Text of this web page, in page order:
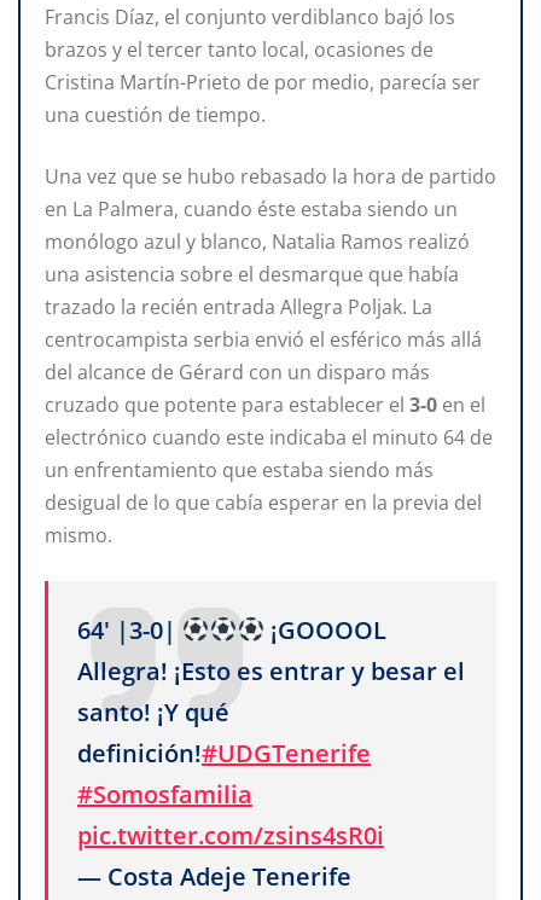
Francis Díaz, el conjunto verdiblanco bajó los
brazos y el tercer tanto local, ocasiones de
Cristina Martín-Prieto de por medio, parecía ser
una cuestión de tiempo.
Una vez que se hubo rebasado la hora de partido
en La Palmera, cuando éste estaba siendo un
monólogo azul y blanco, Natalia Ramos realizó
una asistencia sobre el desmarque que había
trazado la recién entrada Allegra Poljak. La
centrocampista serbia envió el esférico más allá
del alcance de Gérard con un disparo más
cruzado que potente para establecer el 3-0 en el
electrónico cuando este indicaba el minuto 64 de
un enfrentamiento que estaba siendo más
desigual de lo que cabía esperar en la previa del
mismo.
64' |3-0|
¡GOOOOL
Allegra! ¡Esto es entrar y besar el
santo! ¡Y qué
definición!#UDGTenerife
#Somosfamilia
pic.twitter.com/zsins4sR0i
— Costa Adeje Tenerife